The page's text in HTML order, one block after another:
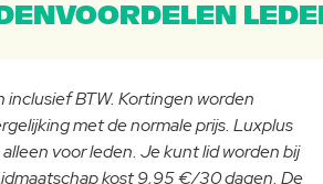
inclusief BTW. Kortingen worden
met de normale prijs. Luxplus
voor leden. Je kunt lid worden bij
kost 9,95 €/30 dagen. De